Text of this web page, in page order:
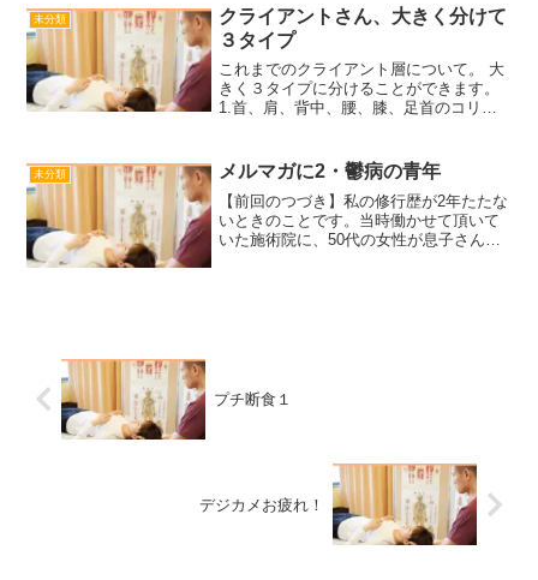
くなったりやる気がなくなったりする理
由がわかったのです。それ...
未分類
クライアントさん、大きく分けて
３タイプ
これまでのクライアント層について。 大
きく３タイプに分けることができます。
1.首、肩、背中、腰、膝、足首のコリ、
いと来室 3.自律神経失調症 1については
これまで...
未分類 メルマガに2・鬱病の青年
【前回のつづき】私の修行歴が2年たたな
いときのことです。当時働かせて頂いて
いた施術院に、50代の女性が息子さんを
プチ断食１
デジカメお疲れ！